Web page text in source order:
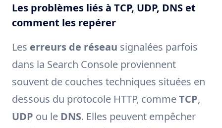
Les problèmes liés à TCP, UDP, DNS et
comment les repérer
Les erreurs de réseau signalées parfois
dans la Search Console proviennent
souvent de couches techniques situées en
dessous du protocole HTTP, commeTCP,
UDP ou le DNS. Elles peuvent empêcher